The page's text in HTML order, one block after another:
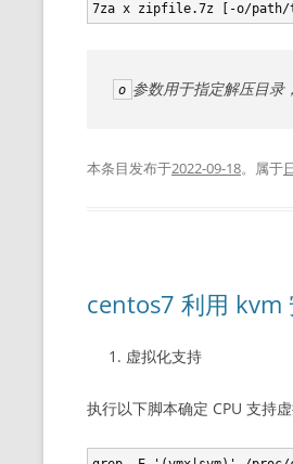
o 参数用于指定解压目录，
本条目发布于2022-09-18。属于
centos7 利用 kvm
虚拟化支持
执行以下脚本确定 CPU 支持